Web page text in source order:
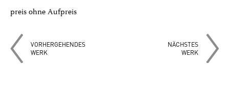
preis ohne Aufpreis
VORHERGEHENDES
WERK
NÄCHSTES
WERK